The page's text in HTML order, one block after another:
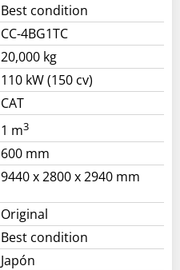
Best condition
CC-4BG1TC
20,000 kg
110 kW (150 cv)
CAT
1 m3
600 mm
9440 x 2800 x 2940 mm
Original
Best condition
Japón